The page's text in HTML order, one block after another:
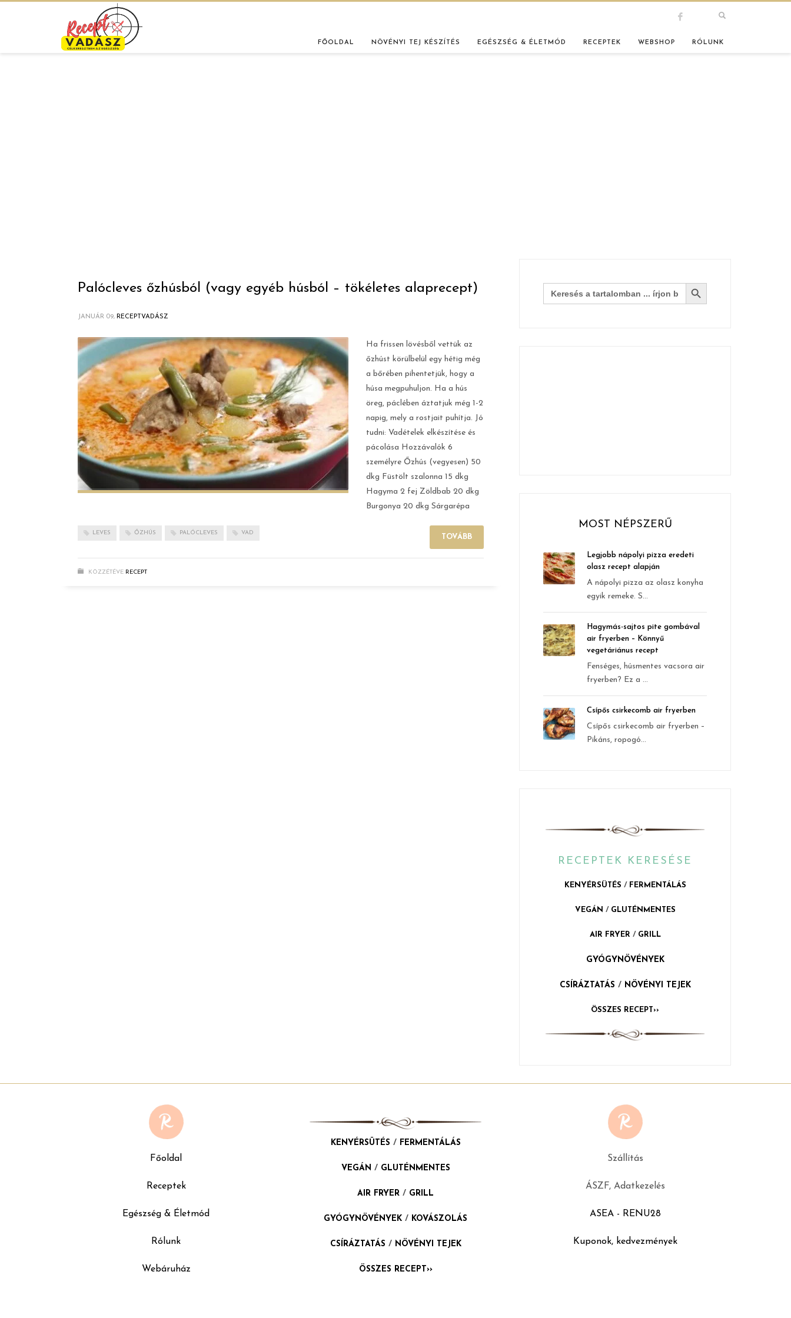
FŐOLDAL NÖVÉNYI TEJ KÉSZÍTÉS EGÉSZSÉG & ÉLETMÓD RECEPTEK WEBSHOP RÓLUNK
Palócleves őzhúsból (vagy egyéb húsból – tökéletes alaprecept)
JANUÁR 09, RECEPTVADÁSZ
Ha frissen lövésből vettük az
őzhúst körülbelül egy hétig még
a bőrében pihentetjük, hogy a
húsa megpuhuljon. Ha a hús
öreg, páclében áztatjuk még 1-2
napig, mely a rostjait puhítja. Jó
tudni: Vadételek elkészítése és
pácolása Hozzávalók 6
személyre Őzhús (vegyesen) 50
dkg Füstölt szalonna 15 dkg
Hagyma 2 fej Zöldbab 20 dkg
Burgonya 20 dkg Sárgarépa
LEVES ŐZHÚS PALÓCLEVES VAD
TOVÁBB
KÖZZÉTÉVE RECEPT
Search
for:
Search Button
MOST NÉPSZERŰ
Legjobb nápolyi pizza eredeti
olasz recept alapján
A nápolyi pizza az olasz konyha
egyik remeke. S...
Hagymás-sajtos pite gombával
air fryerben – Könnyű
vegetáriánus recept
Fenséges, húsmentes vacsora air
fryerben? Ez a ...
Csípős csirkecomb air fryerben
Csípős csirkecomb air fryerben –
Pikáns, ropogó...
RECEPTEK KERESÉSE
KENYÉRSÜTÉS / FERMENTÁLÁS
VEGÁN / GLUTÉNMENTES
AIR FRYER / GRILL
GYÓGYNÖVÉNYEK
CSÍRÁZTATÁS / NÖVÉNYI TEJEK
ÖSSZES RECEPT››
Főoldal
Receptek
Egészség & Életmód
Rólunk
Webáruház
KENYÉRSÜTÉS / FERMENTÁLÁS
VEGÁN / GLUTÉNMENTES
AIR FRYER / GRILL
GYÓGYNÖVÉNYEK / KOVÁSZOLÁS
CSÍRÁZTATÁS / NÖVÉNYI TEJEK
ÖSSZES RECEPT››
Szállítás
ÁSZF, Adatkezelés
ASEA - RENU28
Kuponok, kedvezmények